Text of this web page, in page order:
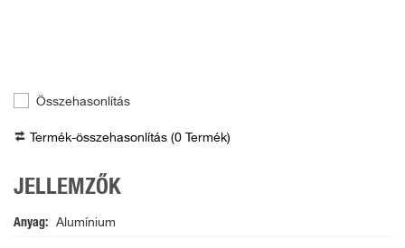
Összehasonlítás
Termék-összehasonlítás (0 Termék)
JELLEMZŐK
Anyag Alumínium